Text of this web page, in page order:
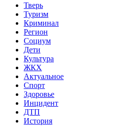
Тверь
Туризм
Криминал
Регион
Социум
Дети
Культура
ЖКХ
Актуальное
Спорт
Здоровье
Инцидент
ДТП
История